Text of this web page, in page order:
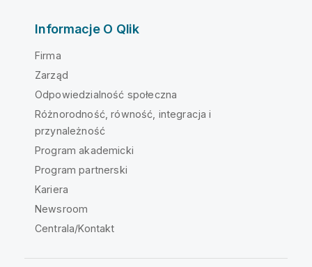
Informacje O Qlik
Firma
Zarząd
Odpowiedzialność społeczna
Różnorodność, równość, integracja i
przynależność
Program akademicki
Program partnerski
Kariera
Newsroom
Centrala/Kontakt